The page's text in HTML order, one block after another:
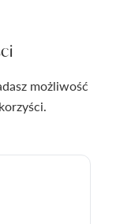
możliwość